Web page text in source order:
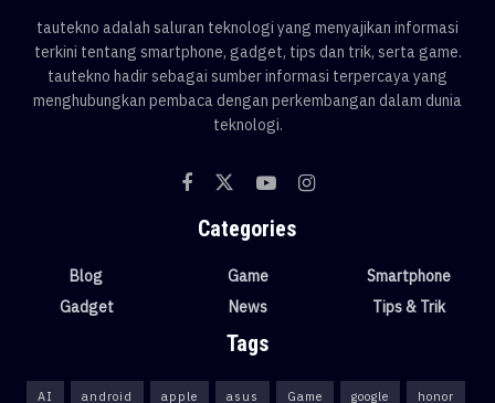
tautekno adalah saluran teknologi yang menyajikan informasi
terkini tentang smartphone, gadget, tips dan trik, serta game.
tautekno hadir sebagai sumber informasi terpercaya yang
menghubungkan pembaca dengan perkembangan dalam dunia
teknologi.
Categories
Blog
Gadget
Game
News
Smartphone
Tips & Trik
Tags
AI android apple asus Game google honor